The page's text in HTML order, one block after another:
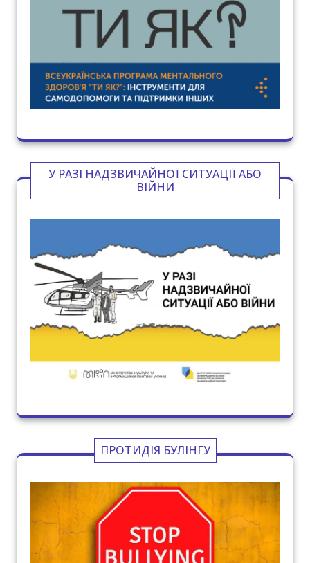
У РАЗІ НАДЗВИЧАЙНОЇ СИТУАЦІЇ АБО
ВІЙНИ
ПРОТИДІЯ БУЛІНГУ